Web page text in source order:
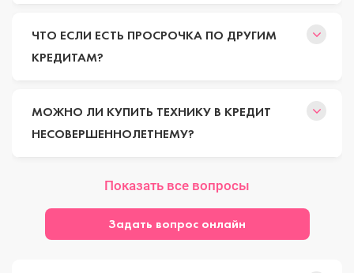
ЧТО ЕСЛИ ЕСТЬ ПРОСРОЧКА ПО ДРУГИМ
КРЕДИТАМ?
МОЖНО ЛИ КУПИТЬ ТЕХНИКУ В КРЕДИТ
НЕСОВЕРШЕННОЛЕТНЕМУ?
Показать все вопросы
Задать вопрос онлайн